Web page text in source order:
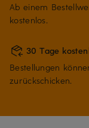
Ab einem
kostenlos.
30 Tage
Bestellungen
zurückschicken.